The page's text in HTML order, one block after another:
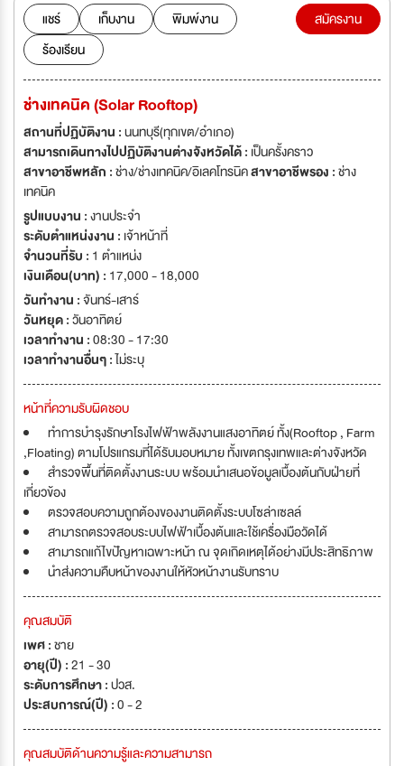
แชร์ เก็บงาน
พิมพ์งาน
ร้องเรียน
สมัครงาน
ช่างเทคนิค (Solar Rooftop)
สถานที่ปฏิบัติงาน :นนทบุรี(ทุกเขต/อำเภอ)
สามารถเดินทางไปปฏิบัติงานต่างจังหวัดได้ : เป็นครั้งคราว
สาขาอาชีพหลัก :ช่าง/ช่างเทคนิค/อิเลคโทรนิคสาขาอาชีพรอง :ช่าง
เทคนิค
รูปแบบงาน :งานประจำ
ระดับตำแหน่งงาน : เจ้าหน้าที่
จำนวนที่รับ : 1 ตำแหน่ง
เงินเดือน(บาท) : 17,000 - 18,000
วันทำงาน :จันทร์-เสาร์
วันหยุด :วันอาทิตย์
เวลาทำงาน :08:30 - 17:30
เวลาทำงานอื่นๆ :ไม่ระบุ
หน้าที่ความรับผิดชอบ
ทำการบำรุงรักษาโรงไฟฟ้าพลังงานแสงอาทิตย์ ทั้ง(Rooftop , Farm
,Floating) ตามโปรแกรมที่ได้รับมอบหมาย ทั้งเขตกรุงเทพและต่างจังหวัด
สำรวจพื้นที่ติดตั้งงานระบบ พร้อมนำเสนอข้อมูลเบื้องต้นกับฝ่ายที่
เกี่ยวข้อง
ตรวจสอบความถูกต้องของงานติดตั้งระบบโซล่าเซลล์
สามารถตรวจสอบระบบไฟฟ้าเบื้องต้นและใช้เครื่องมือวัดได้
สามารถแก้ไขปัญหาเฉพาะหน้า ณ จุดเกิดเหตุได้อย่างมีประสิทธิภาพ
นำส่งความคืบหน้าของงานให้หัวหน้างานรับทราบ
คุณสมบัติ
เพศ :ชาย
อายุ(ปี) :21 - 30
ระดับการศึกษา :ปวส.
ประสบการณ์(ปี) :0 - 2
คุณสมบัติด้านความรู้และความสามารถ